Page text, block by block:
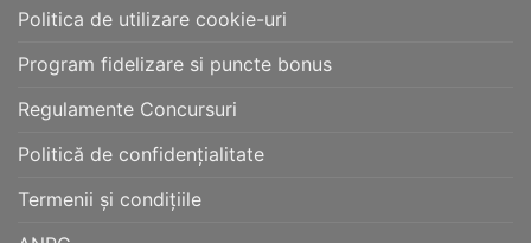
Politica de utilizare cookie-uri
Program fidelizare si puncte bonus
Regulamente Concursuri
Politică de confidențialitate
Termenii și condițiile